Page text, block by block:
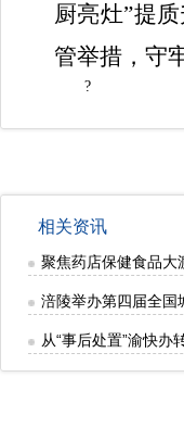
厨亮灶”提
管举措，守
?
相关资讯
聚焦药店保健食品大
涪陵举办第四届全国
从“事后处置”渝快办